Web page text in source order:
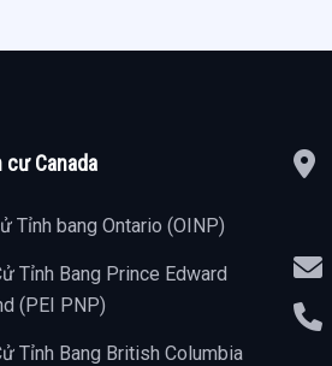
Canada
Tỉnh bang Ontario (OINP)
Tỉnh Bang Prince Edward
(PEI PNP)
Tỉnh Bang British Columbia